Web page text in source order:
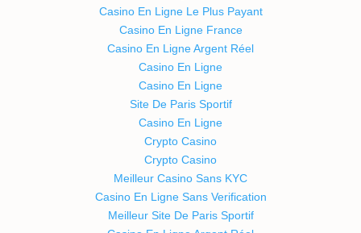
Casino En Ligne Le Plus Payant
Casino En Ligne France
Casino En Ligne Argent Réel
Casino En Ligne
Casino En Ligne
Site De Paris Sportif
Casino En Ligne
Crypto Casino
Crypto Casino
Meilleur Casino Sans KYC
Casino En Ligne Sans Verification
Meilleur Site De Paris Sportif